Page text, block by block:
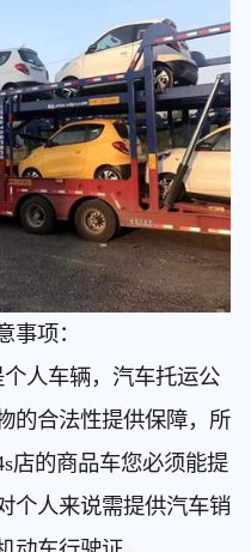
事项：
人车辆，汽车托运公
的合法性提供保障，所
店的商品车您必须能提
个人来说需提供汽车销